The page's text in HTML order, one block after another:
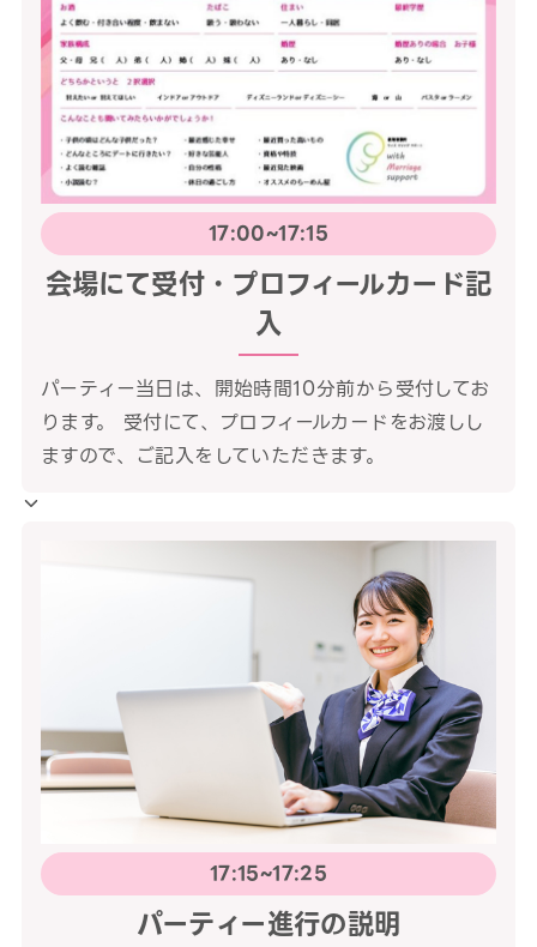
17:00~17:15
会場にて受付・プロフィールカード記
入
パーティー当日は、開始時間10分前から受付してお
ります。 受付にて、プロフィールカードをお渡しし
ますので、ご記入をしていただきます。
17:15~17:25
パーティー進行の説明